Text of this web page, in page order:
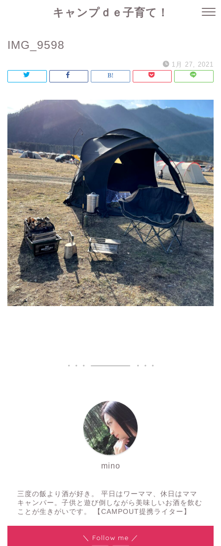
キャンプｄｅ子育て！
IMG_9598
1月 27, 2021
mino
三度の飯より酒が好き。 平日はワーママ、休日はママ
キャンパー。子供と遊び倒しながら美味しいお酒を飲む
ことが生きがいです。 【CAMPOUT提携ライター】
＼ Follow me ／